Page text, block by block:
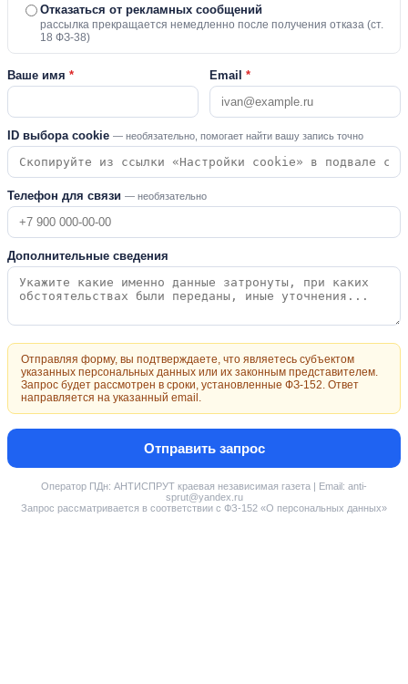
Отказаться от рекламных сообщений
рассылка прекращается немедленно после получения отказа (ст.
18 ФЗ-38)
Ваше имя * Email *
ID выбора cookie — необязательно, помогает найти вашу запись точно
Телефон для связи — необязательно
Дополнительные сведения
Отправляя форму, вы подтверждаете, что являетесь субъектом
указанных персональных данных или их законным представителем.
Запрос будет рассмотрен в сроки, установленные ФЗ-152. Ответ
направляется на указанный email.
Отправить запрос
Оператор ПДн: АНТИСПРУТ краевая независимая газета | Email: anti-
sprut@yandex.ru
Запрос рассматривается в соответствии с ФЗ-152 «О персональных данных»